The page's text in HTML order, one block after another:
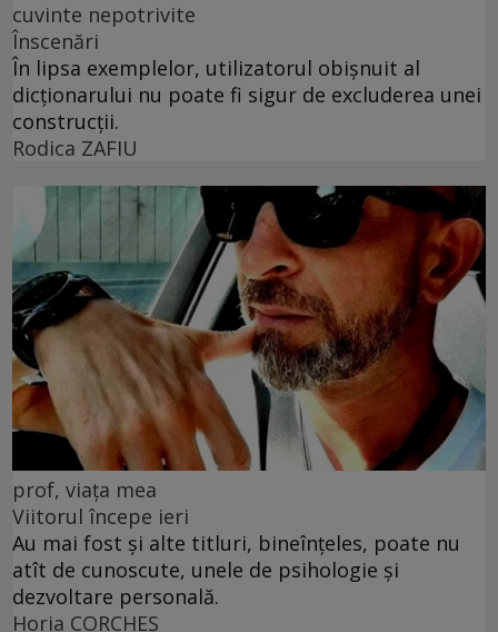
cuvinte nepotrivite
Înscenări
În lipsa exemplelor, utilizatorul obișnuit al
dicționarului nu poate fi sigur de excluderea unei
construcții.
Rodica ZAFIU
prof, viața mea
Viitorul începe ieri
Au mai fost și alte titluri, bineînțeles, poate nu
atît de cunoscute, unele de psihologie și
dezvoltare personală.
Horia CORCHEŞ